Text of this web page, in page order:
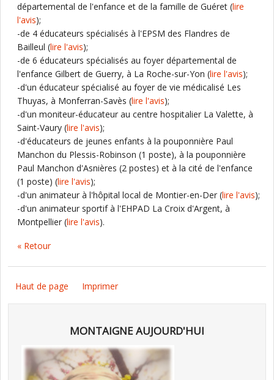
départemental de l'enfance et de la famille de Guéret (lire
l'avis);
-de 4 éducateurs spécialisés à l'EPSM des Flandres de
Bailleul (lire l'avis);
-de 6 éducateurs spécialisés au foyer départemental de
l'enfance Gilbert de Guerry, à La Roche-sur-Yon (lire l'avis);
-d'un éducateur spécialisé au foyer de vie médicalisé Les
Thuyas, à Monferran-Savès (lire l'avis);
-d'un moniteur-éducateur au centre hospitalier La Valette, à
Saint-Vaury (lire l'avis);
-d'éducateurs de jeunes enfants à la pouponnière Paul
Manchon du Plessis-Robinson (1 poste), à la pouponnière
Paul Manchon d'Asnières (2 postes) et à la cité de l'enfance
(1 poste) (lire l'avis);
-d'un animateur à l'hôpital local de Montier-en-Der (lire l'avis);
-d'un animateur sportif à l'EHPAD La Croix d'Argent, à
Montpellier (lire l'avis).
« Retour
Haut de page Imprimer
MONTAIGNE AUJOURD'HUI